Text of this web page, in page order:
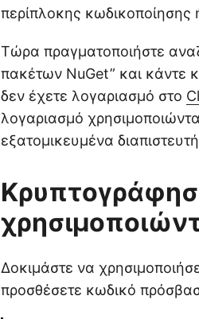
περίπλοκης κωδικοποίησης
Τώρα πραγματοποιήστε
πακέτων NuGet” και κάντε
δεν έχετε λογαριασμό στο
λογαριασμό
εξατομικευμένα
Δοκιμάστε να
προσθέσετε κωδικό